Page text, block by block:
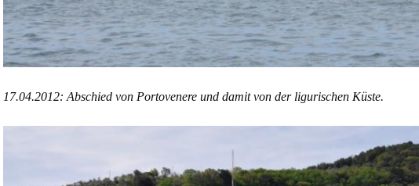
17.04.2012: Abschied von Portovenere und damit von der ligurischen Küste.